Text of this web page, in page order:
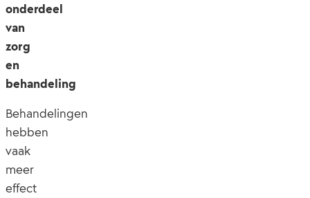
onderdeel
van
zorg
en
behandeling
Behandelingen
hebben
vaak
meer
effect